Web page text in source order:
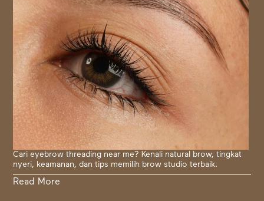
Cari eyebrow threading near me? Kenali natural brow, tingkat
nyeri, keamanan, dan tips memilih brow studio terbaik.
Read More